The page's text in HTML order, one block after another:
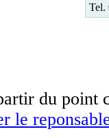
Tel.
du point
le